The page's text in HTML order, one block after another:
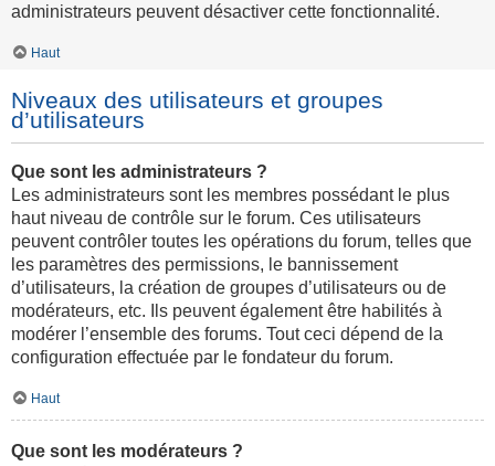
administrateurs peuvent désactiver cette fonctionnalité.
Haut
Niveaux des utilisateurs et groupes
d’utilisateurs
Que sont les administrateurs ?
Les administrateurs sont les membres possédant le plus
haut niveau de contrôle sur le forum. Ces utilisateurs
peuvent contrôler toutes les opérations du forum, telles que
les paramètres des permissions, le bannissement
d’utilisateurs, la création de groupes d’utilisateurs ou de
modérateurs, etc. Ils peuvent également être habilités à
modérer l’ensemble des forums. Tout ceci dépend de la
configuration effectuée par le fondateur du forum.
Haut
Que sont les modérateurs ?